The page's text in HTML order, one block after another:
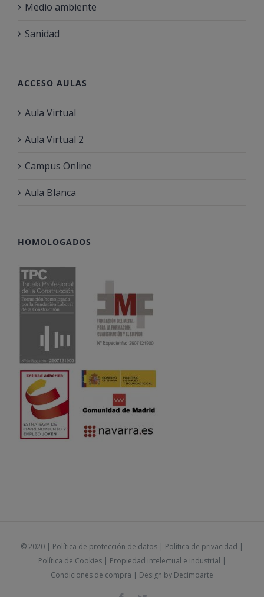
Medio ambiente
Sanidad
ACCESO AULAS
Aula Virtual
Aula Virtual 2
Campus Online
Aula Blanca
HOMOLOGADOS
© 2020 | Política de protección de datos | Política de privacidad |
Política de Cookies| Propiedad intelectual e industrial |
Condiciones de compra | Design by Decimoarte